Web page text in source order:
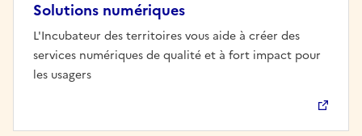
Solutions numériques
L'Incubateur des territoires vous aide à créer des
services numériques de qualité et à fort impact pour
les usagers